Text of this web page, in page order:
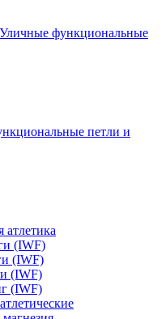
Уличные функциональные
петли и
атлетика
(IWF)
(IWF)
(IWF)
(IWF)